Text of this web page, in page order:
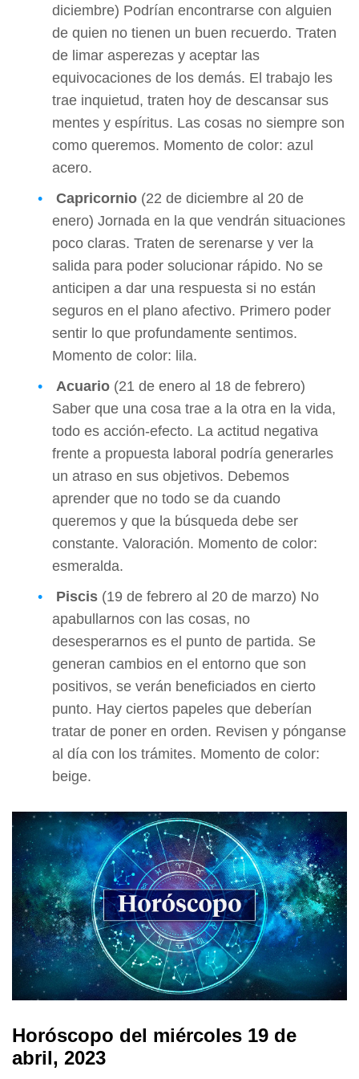
diciembre) Podrían encontrarse con alguien
de quien no tienen un buen recuerdo. Traten
de limar asperezas y aceptar las
equivocaciones de los demás. El trabajo les
trae inquietud, traten hoy de descansar sus
mentes y espíritus. Las cosas no siempre son
como queremos. Momento de color: azul
acero.
Capricornio (22 de diciembre al 20 de
enero) Jornada en la que vendrán situaciones
poco claras. Traten de serenarse y ver la
salida para poder solucionar rápido. No se
anticipen a dar una respuesta si no están
seguros en el plano afectivo. Primero poder
sentir lo que profundamente sentimos.
Momento de color: lila.
Acuario (21 de enero al 18 de febrero)
Saber que una cosa trae a la otra en la vida,
todo es acción-efecto. La actitud negativa
frente a propuesta laboral podría generarles
un atraso en sus objetivos. Debemos
aprender que no todo se da cuando
queremos y que la búsqueda debe ser
constante. Valoración. Momento de color:
esmeralda.
Piscis (19 de febrero al 20 de marzo) No
apabullarnos con las cosas, no
desesperarnos es el punto de partida. Se
generan cambios en el entorno que son
positivos, se verán beneficiados en cierto
punto. Hay ciertos papeles que deberían
tratar de poner en orden. Revisen y pónganse
al día con los trámites. Momento de color:
beige.
Horóscopo del miércoles 19 de
abril, 2023